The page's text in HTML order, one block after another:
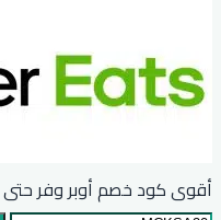
أقوى كود خصم أوبر وفر حتى 50% من قيمة رحلتك مع Uber اليوم